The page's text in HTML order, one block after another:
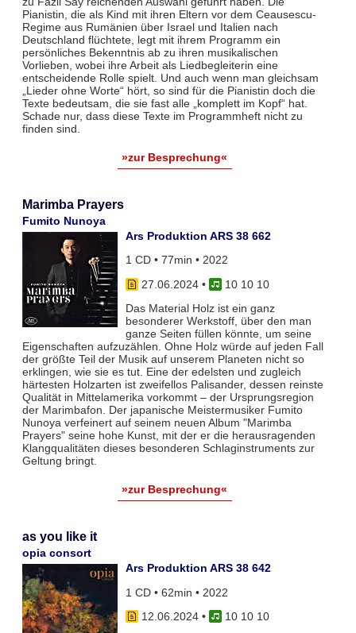
Pianistin, die als Kind mit ihren Eltern vor dem Ceausescu-
Regime aus Rumänien über Israel und Italien nach
Deutschland flüchtete, legt mit ihrem Programm ein
persönliches Bekenntnis ab zu ihren musikalischen
Vorlieben, wobei ihre Arbeit als Liedbegleiterin eine
entscheidende Rolle spielt. Und auch wenn man gleichsam
„Lieder ohne Worte“ hört, so sind für die Pianistin doch die
Texte bedeutsam, die sie fast alle „komplett im Kopf“ hat.
Schade nur, dass diese Texte im Programmheft nicht zu
finden sind.
»zur Besprechung«
Marimba Prayers
Fumito Nunoya
Ars Produktion ARS 38 662
1 CD • 77min • 2022
27.06.2024•
10 10 10
Das Material Holz ist ein ganz
besonderer Werkstoff, über den man
ganze Seiten füllen könnte, um seine
Eigenschaften aufzuzählen. Ohne Holz würde auf jeden Fall
der größte Teil der Musik auf unserem Planeten nicht so
erklingen, wie sie es tut. Eine der edelsten und zugleich
härtesten Holzarten ist zweifellos Palisander, dessen reinste
Qualität in Mittelamerika vorkommt – der Ursprungsregion
der Marimbafon. Der japanische Meistermusiker Fumito
Nunoya verfeinert auf seinem neuen Album "Marimba
Prayers" seine hohe Kunst, mit der er die herausragenden
Klangqualitäten dieses besonderen Schlaginstruments zur
Geltung bringt.
»zur Besprechung«
as you like it
opia consort
Ars Produktion ARS 38 642
1 CD • 62min • 2022
12.06.2024•
10 10 10